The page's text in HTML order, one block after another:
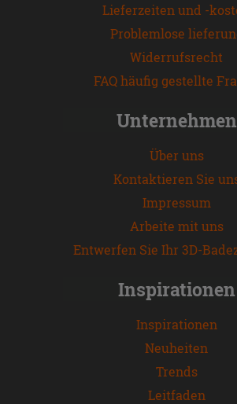
Lieferzeiten und -
Problemlose
Widerrufsrecht
FAQ häufig gestellte
Unternehmen
Über uns
Kontaktieren Sie
Impressum
Arbeite mit uns
Entwerfen Sie Ihr 3D-
Inspirationen
Inspirationen
Neuheiten
Trends
Leitfaden